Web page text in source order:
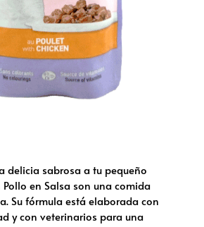
delicia sabrosa a tu pequeño
en Salsa son una comida
Su fórmula está elaborada con
y con veterinarios para una